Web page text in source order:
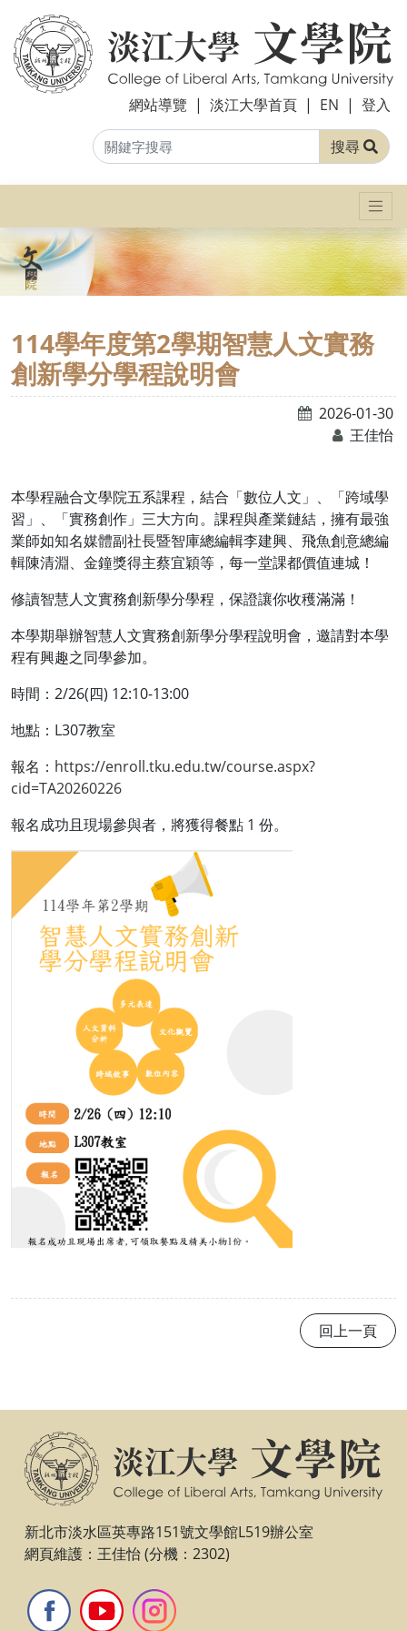
網站導覽 | 淡江大學首頁 | EN | 登入
搜尋
114學年度第2學期智慧人文實務
創新學分學程說明會
2026-01-30
王佳怡
本學程融合文學院五系課程，結合「數位人文」、「跨域學
習」、「實務創作」三大方向。課程與產業鏈結，擁有最強
業師如知名媒體副社長暨智庫總編輯李建興、飛魚創意總編
輯陳清淵、金鐘獎得主蔡宜穎等，每一堂課都價值連城！
修讀智慧人文實務創新學分學程，保證讓你收穫滿滿！
本學期舉辦智慧人文實務創新學分學程說明會，邀請對本學
程有興趣之同學參加。
時間：2/26(四) 12:10-13:00
地點：L307教室
報名： https://enroll.tku.edu.tw/course.aspx?
cid=TA20260226
報名成功且現場參與者，將獲得餐點 1 份。
回上一頁
新北市淡水區英專路151號文學館L519辦公室
網頁維護：王佳怡 (分機：2302)